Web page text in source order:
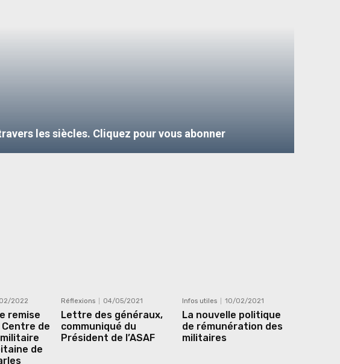
les siècles. Cliquez pour vous abonner
2022
remise
de
de
Réflexions 04/05/2021
Lettre des généraux,
communiqué du
Président de l’ASAF
Infos utiles 10/02/2021
La nouvelle politique
de rémunération des
militaires